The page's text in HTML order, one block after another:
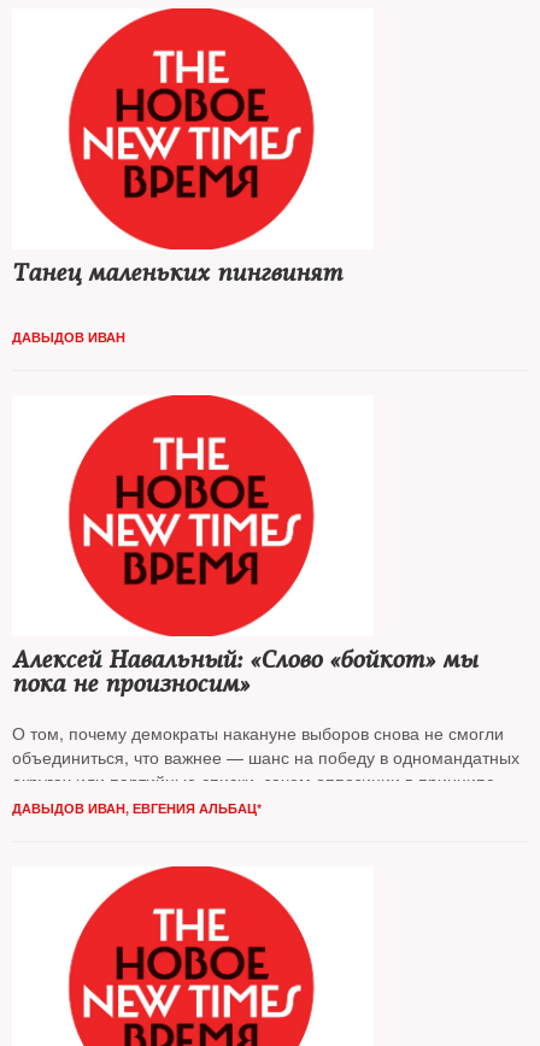
выборах. Вероятно, в Кремле еще не приняли окончательного
решения, что важнее — допустить Навального до выборов и тем
самым поднять явку или избежать рисков, связанных с допуском
лидера незарегистрированной Партии прогресса до
федеральных телеканалов. Зато в его региональных штабах
уже сегодня работают люди, которые свои важные решения
приняли. The New Times поговорил с волонтерами, которые
пошли в оппозиционную политику, отказавшись от карьерных
перспектив
Танец маленьких пингвинят
ДАВЫДОВ ИВАН
Алексей Навальный: «Слово «бойкот» мы
пока не произносим»
О том, почему демократы накануне выборов снова не смогли
объединиться, что важнее — шанс на победу в одномандатных
округах или партийные списки, зачем оппозиции в принципе
нужны выборы в Госдуму и какая стратегия отношения к ним
ДАВЫДОВ ИВАН, ЕВГЕНИЯ АЛЬБАЦ*